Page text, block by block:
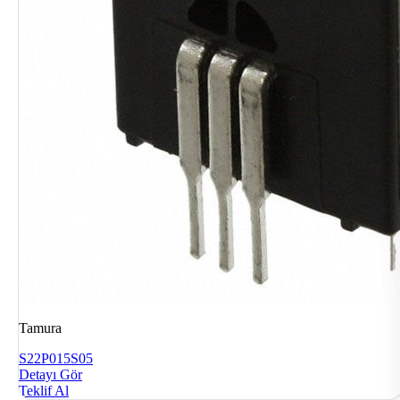
Tamura
S22P015S05
Detayı Gör
Teklif Al